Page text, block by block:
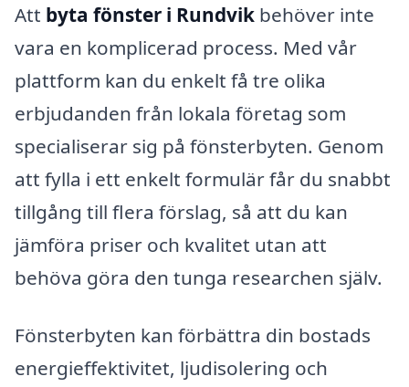
Att byta fönster i Rundvik behöver inte
vara en komplicerad process. Med vår
plattform kan du enkelt få tre olika
erbjudanden från lokala företag som
specialiserar sig på fönsterbyten. Genom
att fylla i ett enkelt formulär får du snabbt
tillgång till flera förslag, så att du kan
jämföra priser och kvalitet utan att
behöva göra den tunga researchen själv.
Fönsterbyten kan förbättra din bostads
energieffektivitet, ljudisolering och